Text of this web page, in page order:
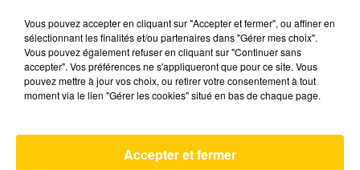
AVEYRON NORD
Vous pouvez accepter en cliquant sur "Accepter et fermer", ou affiner en
sélectionnant les finalités et/ou partenaires dans "Gérer mes choix".
Vous pouvez également refuser en cliquant sur "Continuer sans
accepter". Vos préférences ne s'appliqueront que pour ce site. Vous
pouvez mettre à jour vos choix, ou retirer votre consentement à tout
moment via le lien "Gérer les cookies" situé en bas de chaque page.
Accepter et fermer